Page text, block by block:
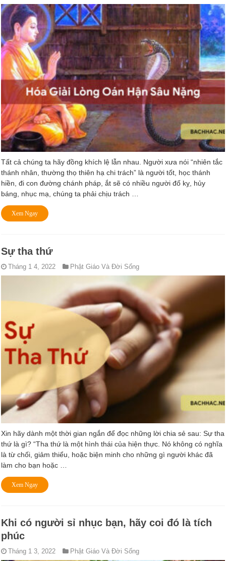
Tất cả chúng ta hãy đồng khích lệ lẫn nhau. Người xưa nói “nhiên tắc
thánh nhân, thường thọ thiên hạ chi trách” là người tốt, học thánh
hiền, đi con đường chánh pháp, ắt sẽ có nhiều người đố kỵ, hủy
báng, nhục mạ, chúng ta phải chịu trách …
Xem Ngay
Sự tha thứ
Tháng 1 4, 2022 Phật Giáo Và Đời Sống
Xin hãy dành một thời gian ngắn để đọc những lời chia sẻ sau: Sự tha
thứ là gì? “Tha thứ là một hình thái của hiện thực. Nó không có nghĩa
là từ chối, giảm thiểu, hoặc biện minh cho những gì người khác đã
làm cho bạn hoặc …
Xem Ngay
Khi có người sỉ nhục bạn, hãy coi đó là tích
phúc
Tháng 1 3, 2022 Phật Giáo Và Đời Sống